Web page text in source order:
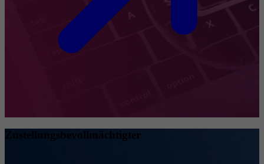
Zustellungsbevollmächtigter